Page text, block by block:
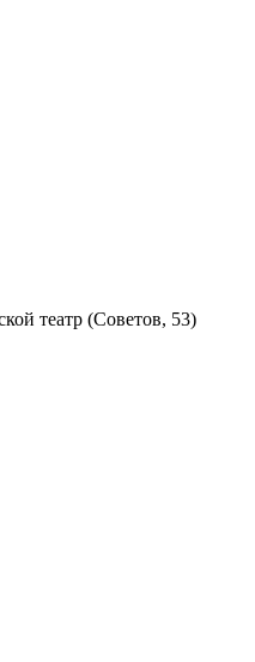
театр (Советов, 53)